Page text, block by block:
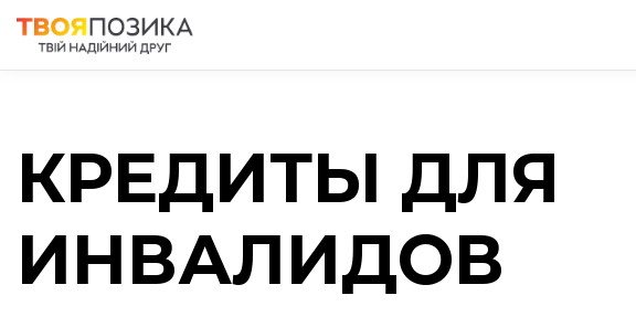
КРЕДИТЫ ДЛЯ
ИНВАЛИДОВ